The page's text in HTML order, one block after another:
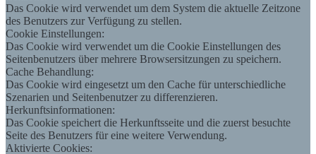
Das Cookie wird verwendet um dem System die aktuelle Zeitzone
des Benutzers zur Verfügung zu stellen.
Cookie Einstellungen:
Das Cookie wird verwendet um die Cookie Einstellungen des
Seitenbenutzers über mehrere Browsersitzungen zu speichern.
Cache Behandlung:
Das Cookie wird eingesetzt um den Cache für unterschiedliche
Szenarien und Seitenbenutzer zu differenzieren.
Herkunftsinformationen:
Das Cookie speichert die Herkunftsseite und die zuerst besuchte
Seite des Benutzers für eine weitere Verwendung.
Aktivierte Cookies: